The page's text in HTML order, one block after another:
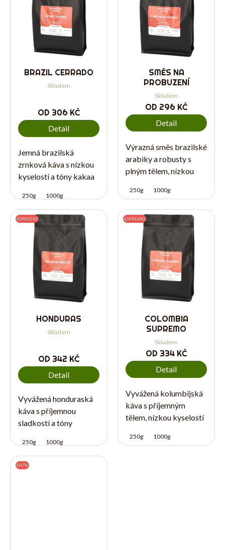
BRAZIL CERRADO
Skladem
OD 306 KČ
Detail
Jemná brazilská
zrnková káva s nízkou
kyselostí a tóny kakaa
na espresso, do
automatického
kávovaru i pro každého,
kdo nemá rád výrazně
kyselé kávy.
250g 1000g
SMĚS NA
PROBUZENÍ
Skladem
OD 296 KČ
Detail
Výrazná směs brazilské
arabiky a robusty s
plným tělem, nízkou
oříšků a jemné
zemitosti. Hodí se
především na espresso,
do automatického
kávovaru a pro...
250g 1000g
ESPRESSO
HONDURAS
Skladem
OD 342 KČ
Detail
Vyvážená honduraská
káva s příjemnou
sladkostí a tóny
kakaa a meruněk. Hodí
se na espresso, do
automatického
250g 1000g
ESPRESSO
COLOMBIA
SUPREMO
Skladem
OD 334 KČ
Detail
Vyvážená kolumbijská
káva s příjemným
tělem, nízkou kyselostí
oříšků. Hodí se
250g 1000g
FILTR